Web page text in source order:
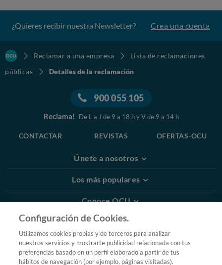
¿Quieres recibir nuestra Newsletter? Crea una cuenta
Reclamar a una empresa
Lista de reclamaciones
públicas
Detalles de la reclamación
900 055 105
Reclama! De L a J de 9 a 18 h y V de 9 a 14 h
CONTACTAR REVISTAS OFERTAS-OCU
Únete a nosotros
Los más populares
Conoce OCU
Más Información
© 2026 OCU
Condiciones generales de contratación de OCU
Configuración de Cookies.
Utilizamos cookies propias y de terceros para analizar
nuestros servicios y mostrarte publicidad relacionada con tus
preferencias basado en un perfil elaborado a partir de tus
hábitos de navegación (por ejemplo, páginas visitadas).